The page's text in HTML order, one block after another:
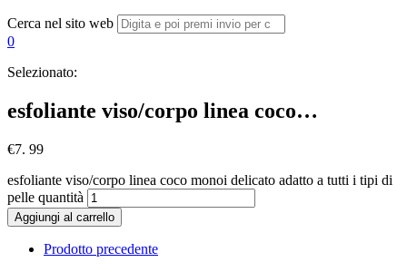
Cerca nel sito web
0
Selezionato:
esfoliante viso/corpo linea coco…
€7. 99
esfoliante viso/corpo linea coco monoi delicato adatto a tutti i tipi di
pelle quantità
Aggiungi al carrello
Prodotto precedente